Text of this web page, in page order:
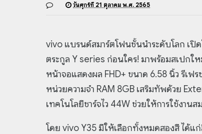
วันศุกร์ที่ 21 ตุลาคม พ.ศ. 2565
vivo แบรนด์สมาร์ตโฟนชั้นนำระดับโลก เปิ
ตระกูล Y series ก่อนใคร! มาพร้อมสเปก
หน้าจอแสดงผล FHD+ ขนาด 6.58 นิ้ว รีเฟ
หน่วยความจำ RAM 8GB เสริมทัพด้วย
เทคโนโลยีชาร์จไว 44W ช่วยให้การใช้งา
โดย vivo Y35 มีให้เลือกทั้งหมดสองสี ได้แ